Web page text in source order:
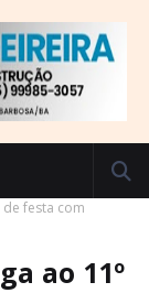
de festa com
ao 11º